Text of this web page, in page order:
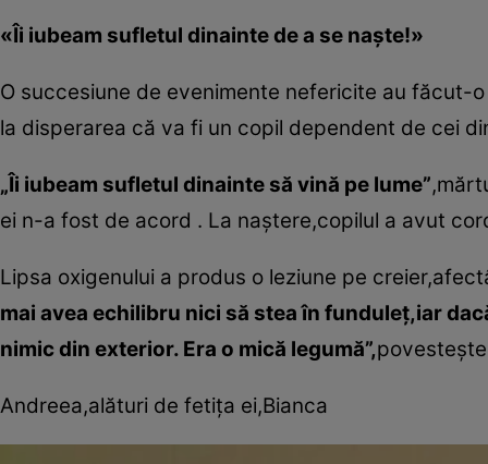
«Îi iubeam sufletul dinainte de a se naşte!»
O succesiune de evenimente nefericite au făcut-
la disperarea că va fi un copil dependent de cei
„Îi iubeam sufletul dinainte să vină pe lume”
ei n-a fost de acord . La naştere,copilul a avut
Lipsa oxigenului a produs o leziune pe
mai avea echilibru nici să stea în funduleţ,iar
nimic din exterior. Era o mică legumă”,
Andreea,alături de fetiţa ei,Bianca